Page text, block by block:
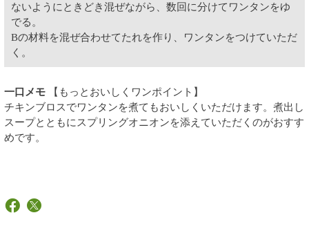
ないようにときどき混ぜながら、数回に分けてワンタンをゆ
でる。
Bの材料を混ぜ合わせてたれを作り、ワンタンをつけていただ
く。
一口メモ 【もっとおいしくワンポイント】
チキンブロスでワンタンを煮てもおいしくいただけます。煮出し
スープとともにスプリングオニオンを添えていただくのがおすす
めです。